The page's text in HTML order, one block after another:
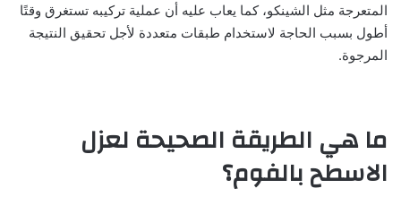
المتعرجة مثل الشينكو، كما يعاب عليه أن عملية تركيبه تستغرق وقتًا
أطول بسبب الحاجة لاستخدام طبقات متعددة لأجل تحقيق النتيجة
المرجوة.
ما هي الطريقة الصحيحة لعزل
الاسطح بالفوم؟